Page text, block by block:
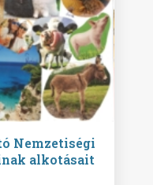
Nemzetiségi
alkotásait